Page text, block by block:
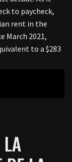
to paycheck,
rent in the
March 2021,
to a $283